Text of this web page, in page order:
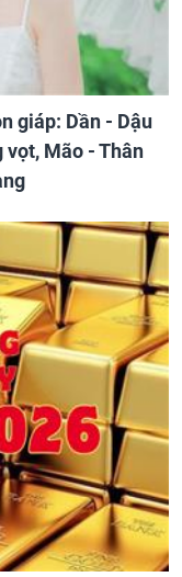
giáp: Dần - Dậu
Mão - Thân